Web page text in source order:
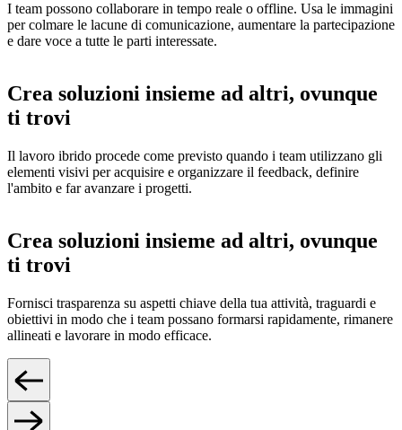
I team possono collaborare in tempo reale o offline. Usa le immagini
per colmare le lacune di comunicazione, aumentare la partecipazione
e dare voce a tutte le parti interessate.
Crea soluzioni insieme ad altri, ovunque
ti trovi
Il lavoro ibrido procede come previsto quando i team utilizzano gli
elementi visivi per acquisire e organizzare il feedback, definire
l'ambito e far avanzare i progetti.
Crea soluzioni insieme ad altri, ovunque
ti trovi
Fornisci trasparenza su aspetti chiave della tua attività, traguardi e
obiettivi in modo che i team possano formarsi rapidamente, rimanere
allineati e lavorare in modo efficace.